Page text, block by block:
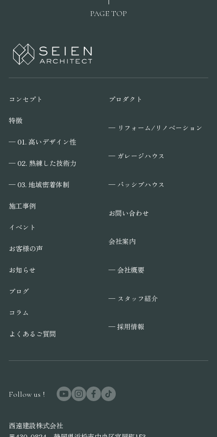
PAGE TOP
コンセプト
特徴
─ 01. 高いデザイン性
─ 02. 熟練した技術力
─ 03. 地域密着体制
施工事例
イベント
お客様の声
お知らせ
ブログ
コラム
よくあるご質問
プロダクト
─ リフォーム/リノベーション
─ ガレージハウス
─ パッシブハウス
お問い合わせ
会社案内
─ 会社概要
─ スタッフ紹介
─ 採用情報
Follow us !
西遠建設株式会社